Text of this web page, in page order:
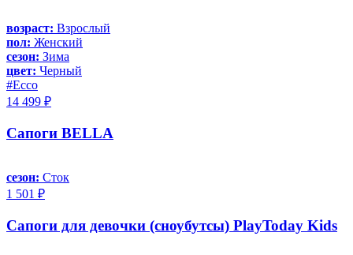
возраст: Взрослый
пол: Женский
сезон: Зима
цвет: Черный
#Ecco
14 499 ₽
Сапоги BELLA
сезон: Сток
1 501 ₽
Сапоги для девочки (сноубутсы) PlayToday Kids